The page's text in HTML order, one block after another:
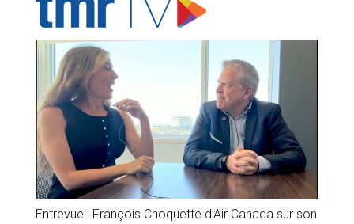
Entrevue : François Choquette d’Air Canada sur son